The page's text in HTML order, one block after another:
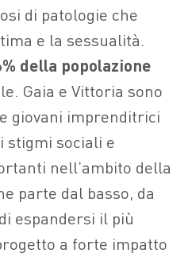
di patologie che
e la sessualità.
della popolazione
Gaia e Vittoria sono
giovani imprenditrici
stigmi sociali e
nell’ambito della
parte dal basso, da
espandersi il più
a forte impatto